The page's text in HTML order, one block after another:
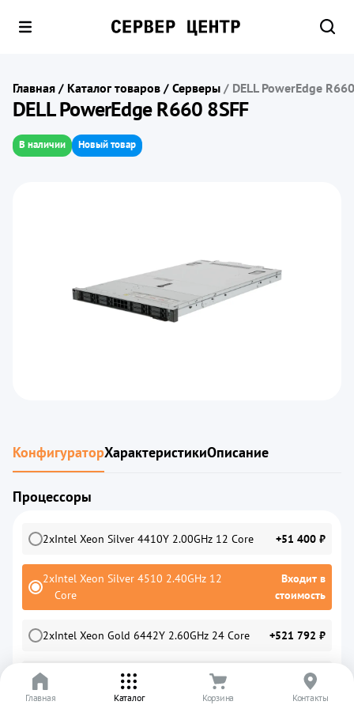
Главная / Каталог товаров / Серверы / DELL PowerEdge
DELL PowerEdge R660 8SFF
В наличии Новый товар
КонфигураторХарактеристикиОписание
Процессоры
2xIntel Xeon Silver 4410Y 2.00GHz 12 Core +51 400 ₽
2xIntel Xeon Silver 4510 2.40GHz 12
Core
Входит в
стоимость
2xIntel Xeon Gold 6442Y 2.60GHz 24 Core +521 792 ₽
2 Intel Xeon Gold 6444Y 3.60GHz 16 Core +877 616 ₽
Главная Каталог Корзина Контакты